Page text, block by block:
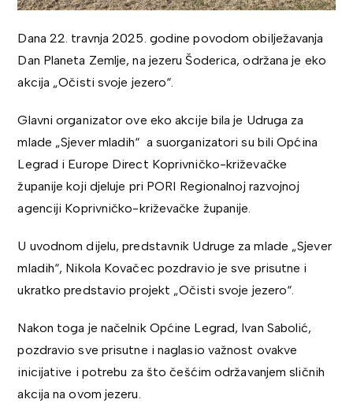
Dana 22. travnja 2025. godine povodom obilježavanja
Dan Planeta Zemlje, na jezeru Šoderica, održana je eko
akcija „Očisti svoje jezero“.
Glavni organizator ove eko akcije bila je Udruga za
mlade „Sjever mladih“ a suorganizatori su bili Općina
Legrad i Europe Direct Koprivničko-križevačke
županije koji djeluje pri PORI Regionalnoj razvojnoj
agenciji Koprivničko-križevačke županije.
U uvodnom dijelu, predstavnik Udruge za mlade „Sjever
mladih“, Nikola Kovačec pozdravio je sve prisutne i
ukratko predstavio projekt „Očisti svoje jezero“.
Nakon toga je načelnik Općine Legrad, Ivan Sabolić,
pozdravio sve prisutne i naglasio važnost ovakve
inicijative i potrebu za što češćim održavanjem sličnih
akcija na ovom jezeru.